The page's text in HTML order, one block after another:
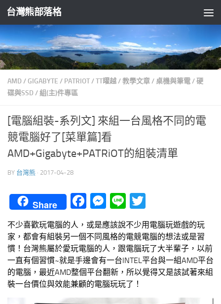
Skip to content
台灣熊部落格
AMD / GIGABYTE / PATRIOT/TT曜越/教學文章/ 桌機與筆電/硬
碟與SSD /組(主)件專區
[電腦組裝-系列文] 來組一台風格不同的電
競電腦好了[菜單篇]看
AMD+Gigabyte+PATRiOT的組裝清單
BY 台灣熊 · 2017-04-28
Share Facebook
Messenger
Line
不少喜歡玩電腦的人，或是應該說不少用電腦玩遊戲的玩
家，都會有組裝另一個不同風格的電競電腦的想法或是習
慣！台灣熊屬於愛玩電腦的人，跟電腦玩了大半輩子，以前
一直有個習慣~就是手邊會有一台INTEL平台與一組AMD平台
的電腦，最近AMD整個平台翻新，所以覺得又是該試著來組
裝一台價位與效能兼顧的電腦玩玩了！